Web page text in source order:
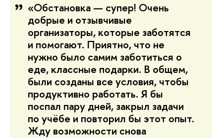
«Обстановка — супер! Очень
добрые и отзывчивые
организаторы, которые заботятся
и помогают. Приятно, что не
нужно было самим заботиться о
еде, классные подарки. В общем,
были созданы все условия, чтобы
продуктивно работать. Я бы
поспал пару дней, закрыл задачи
по учёбе и повторил бы этот опыт.
Жду возможности снова